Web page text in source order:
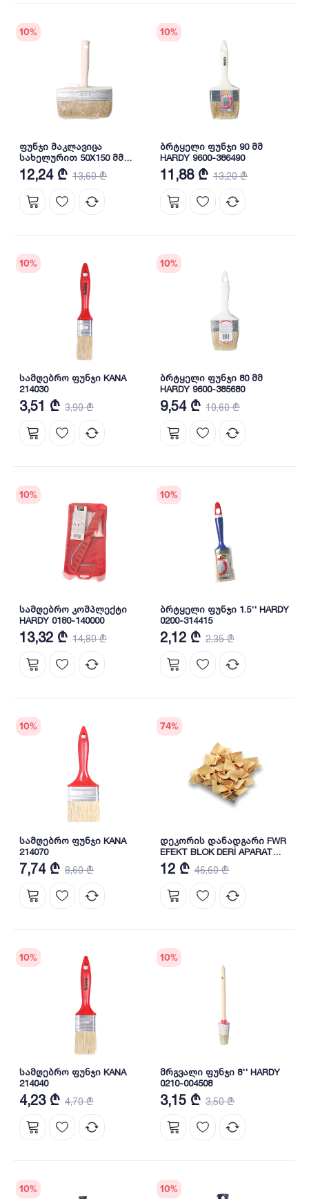
10%
ფუნჯი მაკლავიცა
სახელურით 50X150 მმ
HARDY 0240-814615
12,24 ₾ 13,60 ₾
10%
ბრტყელი ფუნჯი 90 მმ
HARDY 9600-386490
11,88 ₾ 13,20 ₾
10%
სამღებრო ფუნჯი KANA
214030
3,51 ₾ 3,90 ₾
10%
ბრტყელი ფუნჯი 80 მმ
HARDY 9600-385680
9,54 ₾ 10,60 ₾
10%
სამღებრო კომპლექტი
HARDY 0180-140000
13,32 ₾ 14,80 ₾
10%
ბრტყელი ფუნჯი 1.5'' HARDY
0200-314415
2,12 ₾ 2,35 ₾
10%
სამღებრო ფუნჯი KANA
214070
7,74 ₾ 8,60 ₾
74%
დეკორის დანადგარი FWR
EFEKT BLOK DERİ APARAT
15X15CM
12 ₾ 46,60 ₾
10%
სამღებრო ფუნჯი KANA
214040
4,23 ₾ 4,70 ₾
10%
მრგვალი ფუნჯი 8'' HARDY
0210-004508
3,15 ₾ 3,50 ₾
10% 10%